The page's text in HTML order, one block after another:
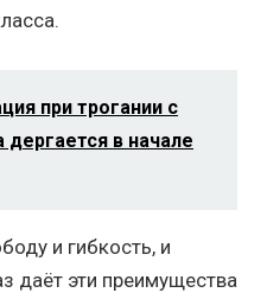
при трогании с
в начале
и гибкость, и
даёт эти преимущества